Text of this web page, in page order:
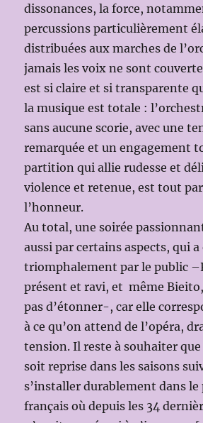
dissonances, la force,
percussions particulièrement
distribuées aux marches de
jamais les voix ne sont
est si claire et si transparente
la musique est totale :
sans aucune scorie, avec une
remarquée et un engagement
partition qui allie rudesse et
violence et retenue, est tout
l’honneur.
Au total, une soirée
aussi par certains aspects, qui
triomphalement par le public
présent et ravi, et même
pas d’étonner-, car elle
à ce qu’on attend de l’opéra,
tension. Il reste à souhaiter
soit reprise dans les saisons
s’installer durablement dans le
français où depuis les 34